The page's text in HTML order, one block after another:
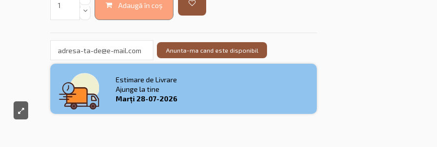
Adaugă în coș
Anunta-ma cand este disponibil
Estimare de Livrare
Ajunge la tine
Marți 28-07-2026